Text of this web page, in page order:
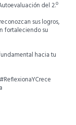
del 2.º
sus logros,
fortaleciendo su
hacia tu